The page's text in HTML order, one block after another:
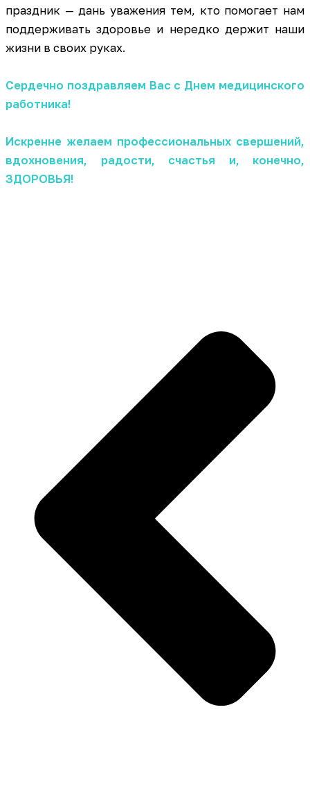
праздник — дань уважения тем, кто помогает нам
поддерживать здоровье и нередко держит наши
жизни в своих руках.
Сердечно поздравляем Вас с Днем медицинского
работника!
Искренне желаем профессиональных свершений,
вдохновения, радости, счастья и, конечно,
ЗДОРОВЬЯ!